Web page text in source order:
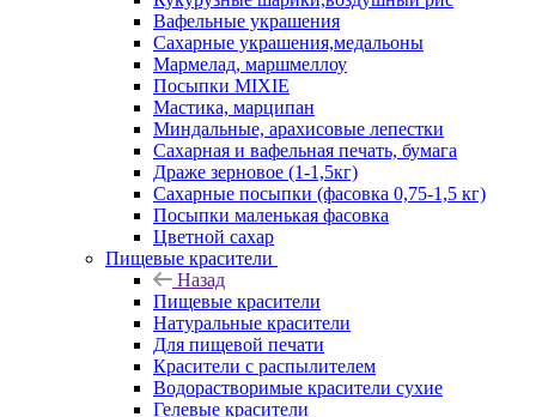
Вафельные украшения
Сахарные украшения,медальоны
Мармелад, маршмеллоу
Посыпки MIXIE
Мастика, марципан
Миндальные, арахисовые лепестки
Сахарная и вафельная печать, бумага
Драже зерновое (1-1,5кг)
Сахарные посыпки (фасовка 0,75-1,5 кг)
Посыпки маленькая фасовка
Цветной сахар
Пищевые красители
Назад
Пищевые красители
Натуральные красители
Для пищевой печати
Красители с распылителем
Водорастворимые красители сухие
Гелевые красители